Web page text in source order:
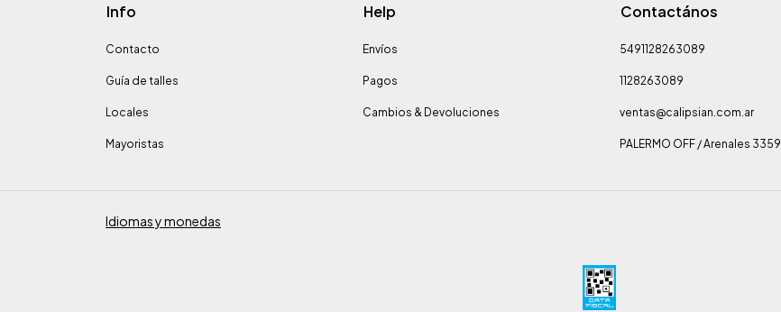
Info
Contacto
Guía de talles
Locales
Mayoristas
Help
Envíos
Pagos
Cambios & Devoluciones
Contactános
5491128263089
1128263089
ventas@calipsian.com.ar
PALERMO OFF / Arenales 3359
Idiomas y monedas